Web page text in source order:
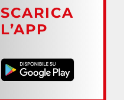
SCARICA
L’APP